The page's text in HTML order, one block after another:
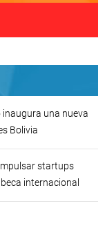
una nueva
Bolivia
startups
internacional